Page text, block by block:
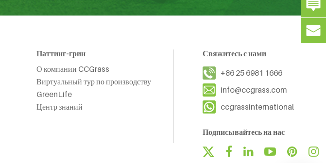
Паттинг-грин
О компании CCGrass
Виртуальный тур по производству
GreenLife
Центр знаний
Свяжитесь с нами
+86 25 6981 1666
info@ccgrass.com
ccgrassinternational
Подписывайтесь на нас